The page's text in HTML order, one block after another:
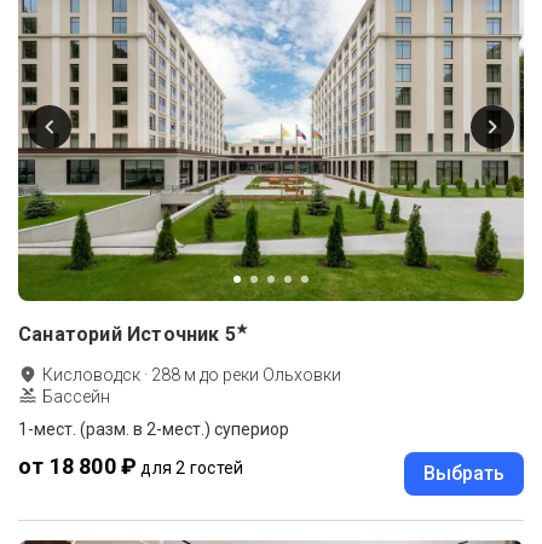
Санаторий Источник 5★
Кисловодск · 288 м до реки Ольховки
Бассейн
1-мест. (разм. в 2-мест.) супериор
от 18 800 ₽ для 2 гостей Выбрать